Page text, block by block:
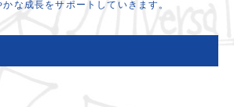
な成長をサポートしていきます。